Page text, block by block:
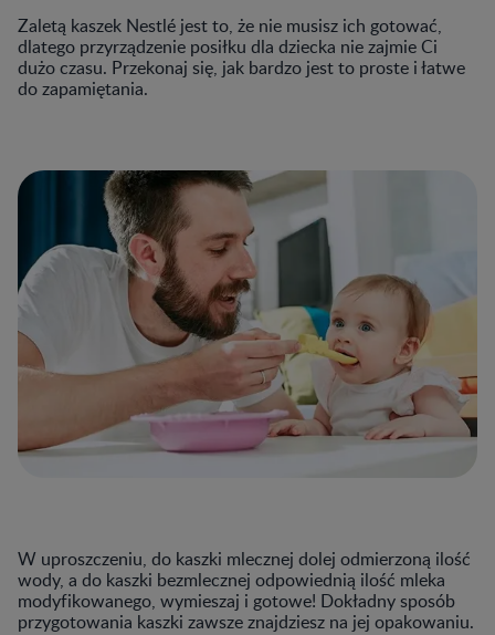
Zaletą kaszek Nestlé jest to, że nie musisz ich gotować,
dlatego przyrządzenie posiłku dla dziecka nie zajmie Ci
dużo czasu. Przekonaj się, jak bardzo jest to proste i łatwe
do zapamiętania.
W uproszczeniu, do kaszki mlecznej dolej odmierzoną ilość
wody, a do kaszki bezmlecznej odpowiednią ilość mleka
modyfikowanego, wymieszaj i gotowe! Dokładny sposób
przygotowania kaszki zawsze znajdziesz na jej opakowaniu.